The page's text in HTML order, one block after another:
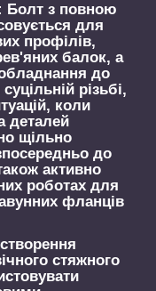
Болт з повною
для
профілів,
балок, а
до
різьбі,
коли
деталей
щільно
до
активно
роботах для
фланців
стяжного